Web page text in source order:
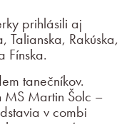
prihlásili aj
Talianska, Rakúska,
Fínska.
tanečníkov.
MS Martin Šolc –
v combi